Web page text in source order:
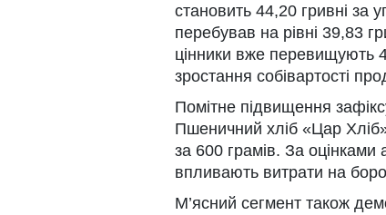
становить 44,20 гривні за
перебував на рівні 39,83
цінники вже перевищують
зростання собівартості
Помітне підвищення
Пшеничний хліб «Цар
за 600 грамів. За оцінками
впливають витрати на
М’ясний сегмент також